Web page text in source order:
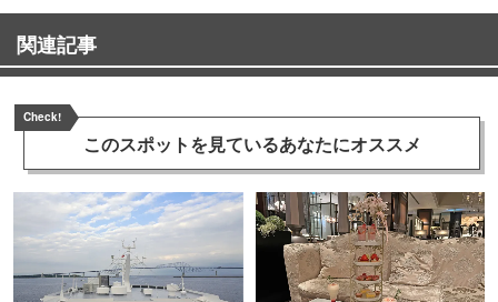
関連記事
Check!
このスポットを見ているあなたにオススメ